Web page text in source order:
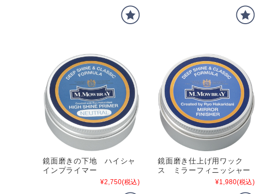
鏡面磨きの下地 ハイシャ
インプライマー
¥2,750(税込)
鏡面磨き仕上げ用ワック
ス ミラーフィニッシャー
¥1,980(税込)